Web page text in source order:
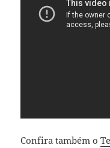
Confira também o